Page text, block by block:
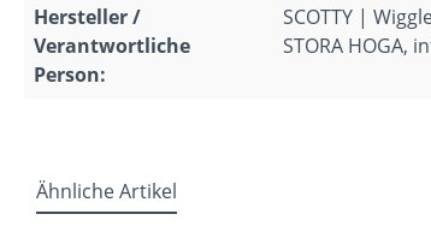
Hersteller /
Verantwortliche
Person:
SCOTTY |
STORA HOGA,
Ähnliche Artikel